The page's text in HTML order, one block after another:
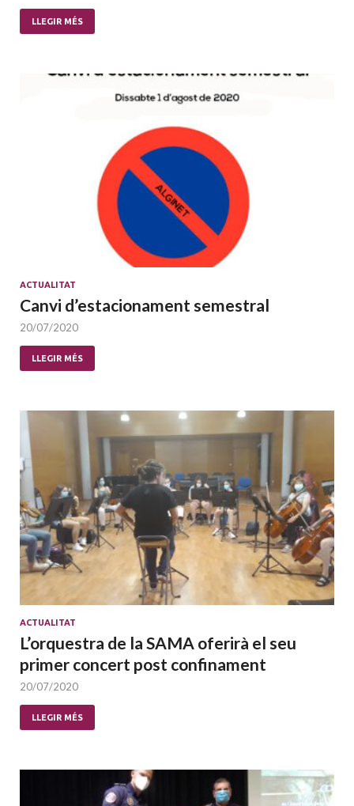
LLEGIR MÉS
ACTUALITAT
Canvi d’estacionament semestral
20/07/2020
LLEGIR MÉS
ACTUALITAT
L’orquestra de la SAMA oferirà el seu
primer concert post confinament
20/07/2020
LLEGIR MÉS